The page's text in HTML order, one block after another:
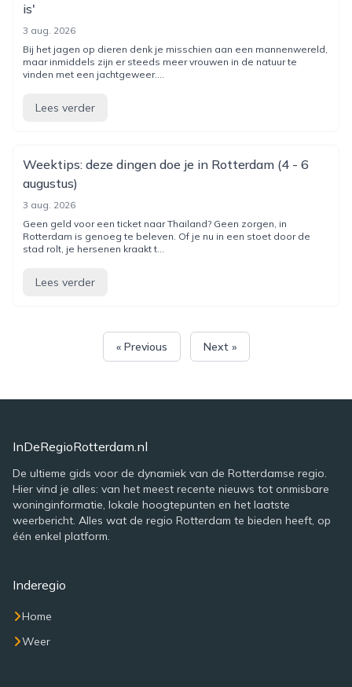
is'
3 aug. 2026
Bij het jagen op dieren denk je misschien aan een mannenwereld,
maar inmiddels zijn er steeds meer vrouwen in de natuur te
vinden met een jachtgeweer....
Lees verder
Weektips: deze dingen doe je in Rotterdam (4 - 6
augustus)
3 aug. 2026
Geen geld voor een ticket naar Thailand? Geen zorgen, in
Rotterdam is genoeg te beleven. Of je nu in een stoet door de
stad rolt, je hersenen kraakt t...
Lees verder
« Previous Next »
InDeRegioRotterdam.nl
De ultieme gids voor de dynamiek van de Rotterdamse regio.
Hier vind je alles: van het meest recente nieuws tot onmisbare
woninginformatie, lokale hoogtepunten en het laatste
weerbericht. Alles wat de regio Rotterdam te bieden heeft, op
één enkel platform.
Inderegio
Home
Weer